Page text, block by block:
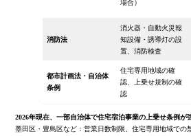
場合）
消防法
消火器・自動火災報
知設備・誘導灯の設
置、消防検査
都市計画法・自治体
条例
住宅専用地域の確
認、上乗せ規制の確
認
2026年現在、一部自治体で住宅宿泊事業の上乗せ条例が
墨田区・豊島区など：営業日数制限、住宅専用地域での